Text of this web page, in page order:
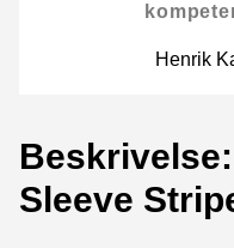
Henrik
Sleeve